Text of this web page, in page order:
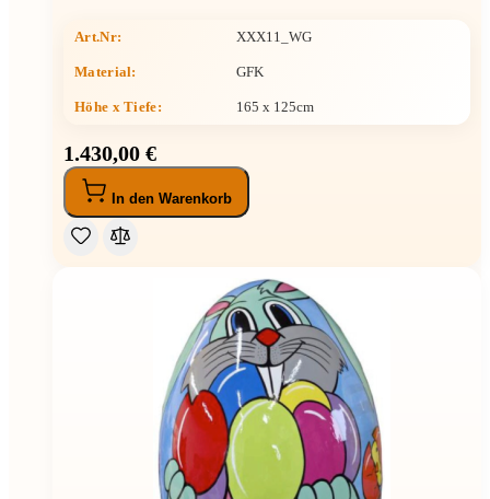
Art.Nr: XXX11_WG
Material: GFK
Höhe x Tiefe: 165 x 125cm
1.430,00 €
In den Warenkorb